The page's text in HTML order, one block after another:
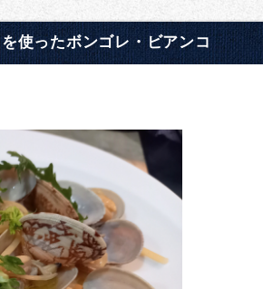
使ったボンゴレ・ビアンコ